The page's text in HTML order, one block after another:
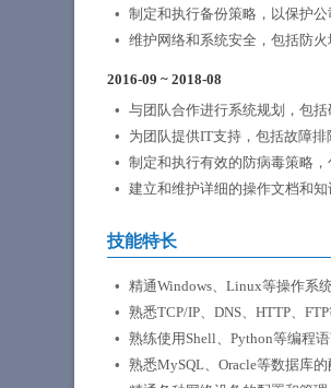
制定和执行备份策略，以保护公
维护网络和系统安全，包括防火
2016-09 ~ 2018-08
与团队合作进行系统规划，包括
为团队提供IT支持，包括故障排
制定和执行有效的防病毒策略，
建立和维护详细的操作文档和知
技能特长
精通Windows、Linux等操作系统
熟悉TCP/IP、DNS、HTTP、FTP
熟练使用Shell、Python等编程语
熟悉MySQL、Oracle等数据库的